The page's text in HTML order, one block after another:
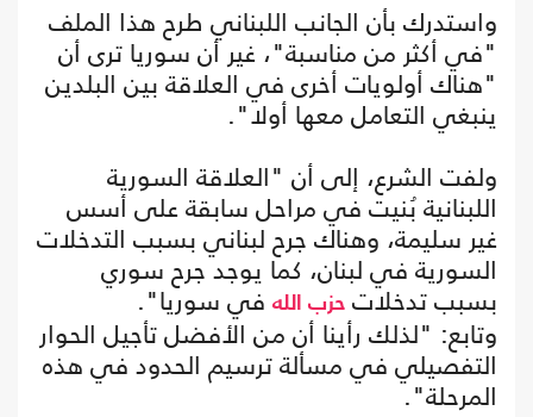
واستدرك بأن الجانب اللبناني طرح هذا الملف
"في أكثر من مناسبة"، غير أن سوريا ترى أن
"هناك أولويات أخرى في العلاقة بين البلدين
ينبغي التعامل معها أولا".
ولفت الشرع، إلى أن "العلاقة السورية
اللبنانية بُنيت في مراحل سابقة على أسس
غير سليمة، وهناك جرح لبناني بسبب التدخلات
السورية في لبنان، كما يوجد جرح سوري
بسبب تدخلات حزب الله في سوريا".
وتابع: "لذلك رأينا أن من الأفضل تأجيل الحوار
التفصيلي في مسألة ترسيم الحدود في هذه
المرحلة".